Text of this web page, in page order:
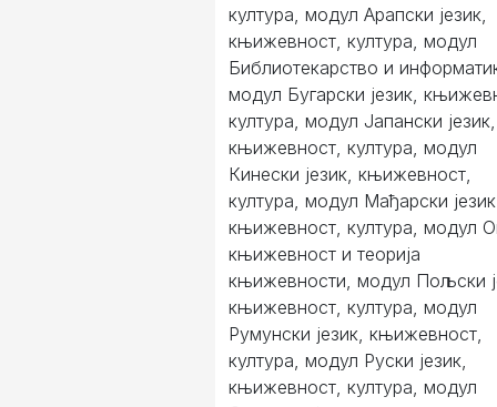
култура, модул Арапски језик,
књижевност, култура, модул
Библиотекарство и
модул Бугарски језик,
култура, модул Јапански језик,
књижевност, култура, модул
Кинески језик, књижевност,
култура, модул Мађарски
књижевност, култура, модул
књижевност и теорија
књижевности, модул Пољски
књижевност, култура, модул
Румунски језик, књижевност,
култура, модул Руски језик,
књижевност, култура, модул